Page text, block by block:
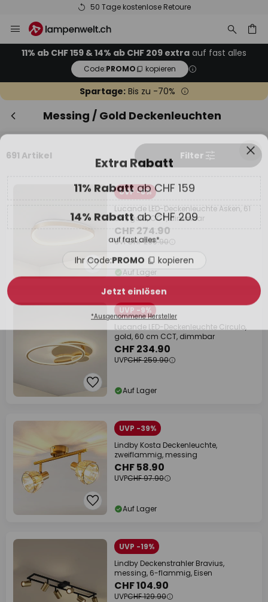
50 Tage kostenlose Retoure
Inhalt
springen
11% ab CHF 159 & 14% ab CHF 209 extra auf fast alles
Code:PROMO kopieren
Spartage:Bis zu -70%
Messing / Gold Deckenleuchten
691 Artikel Filter
UVP -8%
Lucande LED-Deckenleuchte Asken, 61
cm, gold, CCT, dimmbar
CHF 274.90
UVPCHF 299.90
Auf Lager
UVP -9%
Lucande LED-Deckenleuchte Circulo,
gold, 60 cm CCT, dimmbar
CHF 234.90
UVPCHF 259.90
Auf Lager
UVP -39%
Lindby Kosta Deckenleuchte,
zweiflammig, messing
CHF 58.90
UVPCHF 97.90
Auf Lager
UVP -19%
Lindby Deckenstrahler Bravius,
messing, 6-flammig, Eisen
CHF 104.90
UVPCHF 129.90
Extra Rabatt
11% Rabattab CHF 159
14% Rabattab CHF 209
Ihr Code:
Jetzt einlösen
*Ausgenommene Hersteller